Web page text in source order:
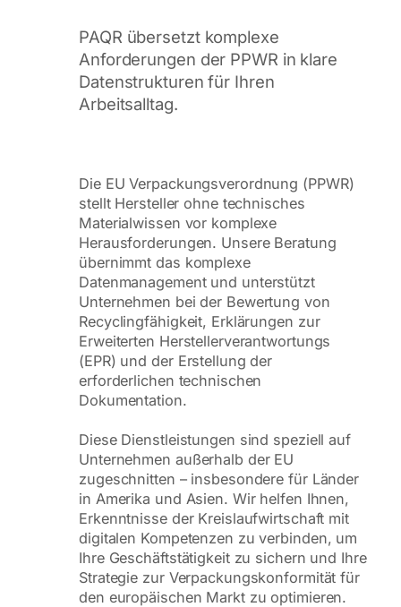
PAQR übersetzt komplexe
Anforderungen der PPWR in klare
Datenstrukturen für Ihren
Arbeitsalltag.
Die EU Verpackungsverordnung (PPWR)
stellt Hersteller ohne technisches
Materialwissen vor komplexe
Herausforderungen. Unsere Beratung
übernimmt das komplexe
Datenmanagement und unterstützt
Unternehmen bei der Bewertung von
Recyclingfähigkeit, Erklärungen zur
Erweiterten Herstellerverantwortungs
(EPR) und der Erstellung der
erforderlichen technischen
Dokumentation.
Diese Dienstleistungen sind speziell auf
Unternehmen außerhalb der EU
zugeschnitten – insbesondere für Länder
in Amerika und Asien. Wir helfen Ihnen,
Erkenntnisse der Kreislaufwirtschaft mit
digitalen Kompetenzen zu verbinden, um
Ihre Geschäftstätigkeit zu sichern und Ihre
Strategie zur Verpackungskonformität für
den europäischen Markt zu optimieren.